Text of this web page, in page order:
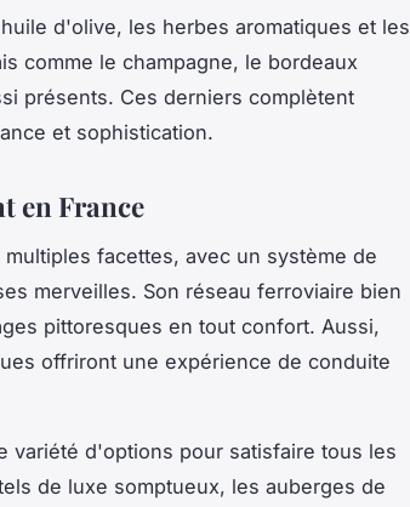
d'olive, les herbes aromatiques et les
comme le champagne, le bordeaux
présents. Ces derniers complètent
et sophistication.
en France
facettes, avec un système de
merveilles. Son réseau ferroviaire bien
pittoresques en tout confort. Aussi,
offriront une expérience de conduite
variété d'options pour satisfaire tous les
de luxe somptueux, les auberges de